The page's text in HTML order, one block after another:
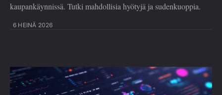
kaupankäynnissä. Tutki mahdollisia hyötyjä ja sudenkuoppia.
6 HEINÄ 2026